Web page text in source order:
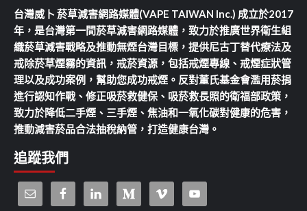
台灣威卜 菸草減害網路媒體(VAPE TAIWAN Inc.) 成立於2017
年，是台灣第一間菸草減害網路媒體，致力於推廣世界衛生組
織菸草減害戰略及推動無煙台灣目標，提供尼古丁替代療法及
戒除菸草煙霧的資訊，戒菸資源，包括戒煙專線、戒煙症狀管
理以及成功案例，幫助您成功戒煙。反對董氏基金會濫用菸捐
進行認知作戰、修正吸菸救健保、吸菸救長照的衛福部政策，
致力於降低二手煙、三手煙、焦油和一氧化碳對健康的危害，
推動減害菸品合法抽稅納管，打造健康台灣。
追蹤我們